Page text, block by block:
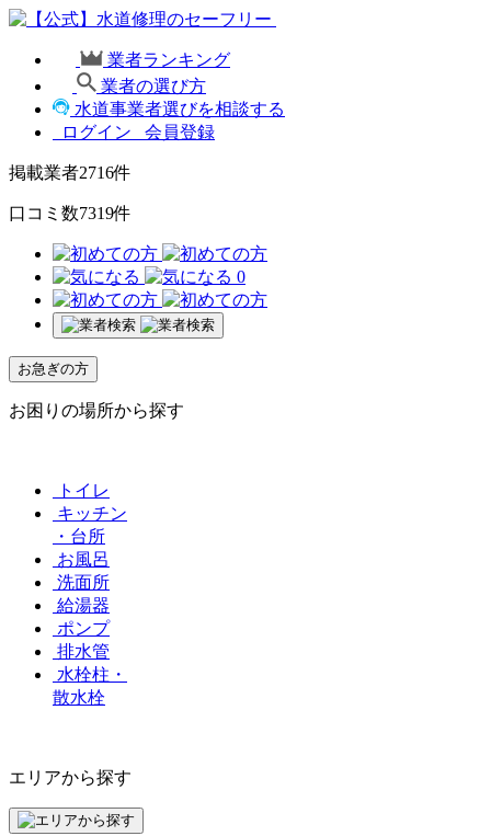
業者ランキング
業者の選び方
水道事業者選びを相談する
ログイン
会員登録
掲載業者2716件
口コミ数7319件
0
お急ぎの方
お困りの場所から探す
トイレ
キッチン
・台所
お風呂
洗面所
給湯器
ポンプ
排水管
水栓柱・
散水栓
エリアから探す